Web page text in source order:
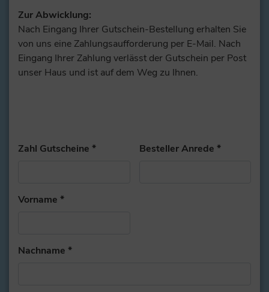
Zur Abwicklung:
Nach Eingang Ihrer Gutschein-Bestellung erhalten Sie
von uns eine Zahlungsaufforderung per E-Mail. Nach
Eingang Ihrer Zahlung verlässt der Gutschein per Post
unser Haus und ist auf dem Weg zu Ihnen.
Zahl Gutscheine * Besteller Anrede *
Vorname *
Nachname *